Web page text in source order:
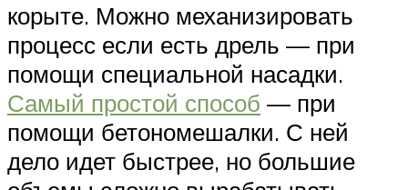
корыте. Можно механизировать
процесс если есть дрель — при
помощи специальной насадки.
Самый простой способ — при
помощи бетономешалки. С ней
дело идет быстрее, но большие